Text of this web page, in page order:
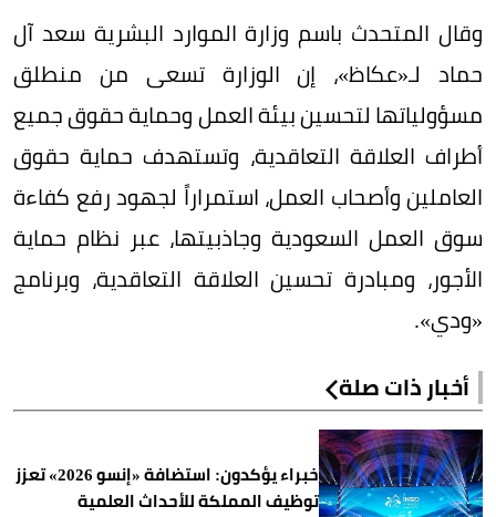
وقال المتحدث باسم وزارة الموارد البشرية سعد آل
حماد لـ«عكاظ»، إن الوزارة تسعى من منطلق
مسؤولياتها لتحسين بيئة العمل وحماية حقوق جميع
أطراف العلاقة التعاقدية، وتستهدف حماية حقوق
العاملين وأصحاب العمل، استمراراً لجهود رفع كفاءة
سوق العمل السعودية وجاذبيتها، عبر نظام حماية
الأجور، ومبادرة تحسين العلاقة التعاقدية، وبرنامج
«ودي».
أخبار ذات صلة
خبراء يؤكدون: استضافة «إنسو 2026» تعزز
توظيف المملكة للأحداث العلمية